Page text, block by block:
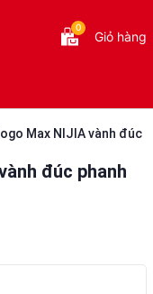
0
Giỏ hàng
Max NIJIA vành đúc
đúc phanh